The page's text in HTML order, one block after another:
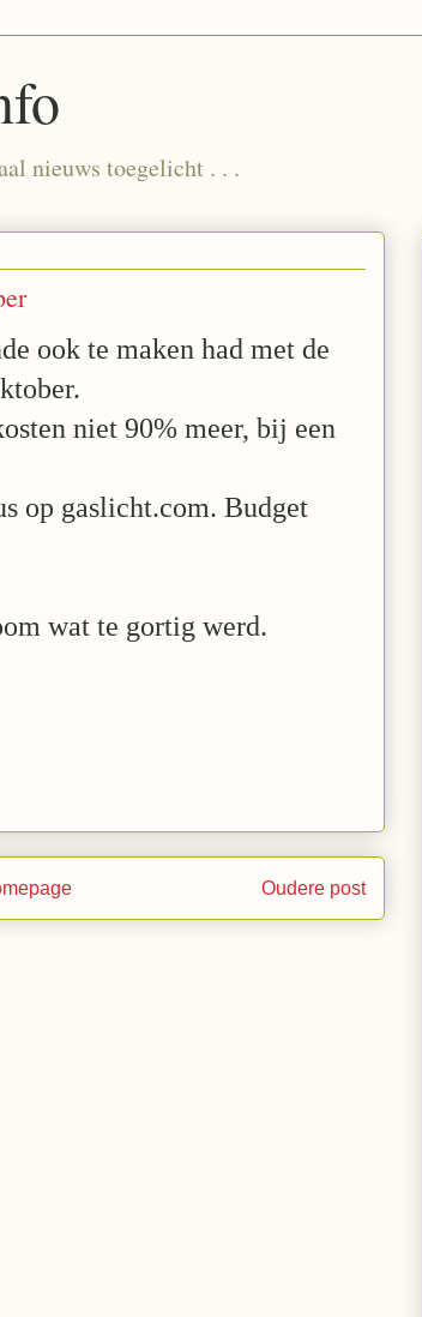
nieuws toegelicht . . .
ook te maken had met de
niet 90% meer, bij een
op gaslicht.com. Budget
wat te gortig werd.
Oudere post